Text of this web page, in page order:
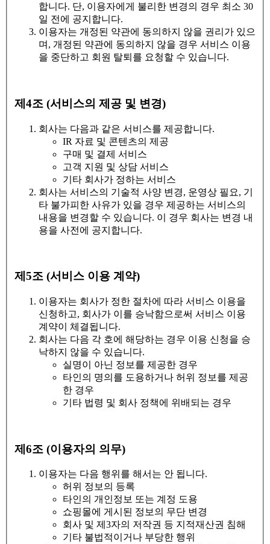
합니다. 단, 이용자에게 불리한 변경의 경우 최소 30
일 전에 공지합니다.
이용자는 개정된 약관에 동의하지 않을 권리가 있으
며, 개정된 약관에 동의하지 않을 경우 서비스 이용
을 중단하고 회원 탈퇴를 요청할 수 있습니다.
제4조 (서비스의 제공 및 변경)
회사는 다음과 같은 서비스를 제공합니다.
IR 자료 및 콘텐츠의 제공
구매 및 결제 서비스
고객 지원 및 상담 서비스
기타 회사가 정하는 서비스
회사는 서비스의 기술적 사양 변경, 운영상 필요, 기
타 불가피한 사유가 있을 경우 제공하는 서비스의
내용을 변경할 수 있습니다. 이 경우 회사는 변경 내
용을 사전에 공지합니다.
제5조 (서비스 이용 계약)
이용자는 회사가 정한 절차에 따라 서비스 이용을
신청하고, 회사가 이를 승낙함으로써 서비스 이용
계약이 체결됩니다.
회사는 다음 각 호에 해당하는 경우 이용 신청을 승
낙하지 않을 수 있습니다.
실명이 아닌 정보를 제공한 경우
타인의 명의를 도용하거나 허위 정보를 제공
한 경우
기타 법령 및 회사 정책에 위배되는 경우
제6조 (이용자의 의무)
이용자는 다음 행위를 해서는 안 됩니다.
허위 정보의 등록
타인의 개인정보 또는 계정 도용
쇼핑몰에 게시된 정보의 무단 변경
회사 및 제3자의 저작권 등 지적재산권 침해
기타 불법적이거나 부당한 행위